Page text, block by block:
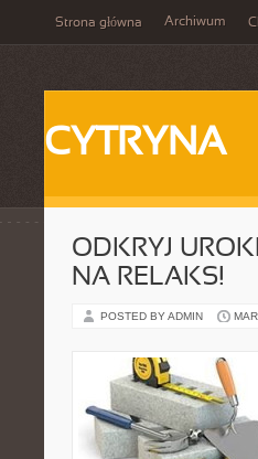
Strona główna Archiwum
CYTRYNA
ODKRYJ
NA RELAKS!
POSTED BY ADMIN